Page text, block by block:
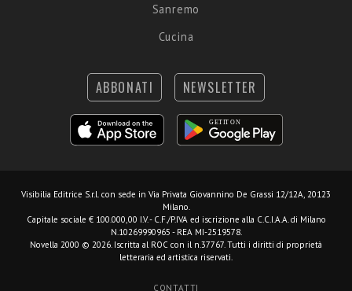
Sanremo
Cucina
ABBONATI NEWSLETTER
Visibilia Editrice S.r.l. con sede in Via Privata Giovannino De Grassi 12/12A, 20123
Milano.
Capitale sociale € 100.000,00 I.V. - C.F./P.IVA ed iscrizione alla C.C.I.A.A. di Milano
N.10269990965 - REA MI-2519578.
Novella 2000 © 2026. Iscritta al ROC con il n.37767. Tutti i diritti di proprietà
letteraria ed artistica riservati.
CONTATTI